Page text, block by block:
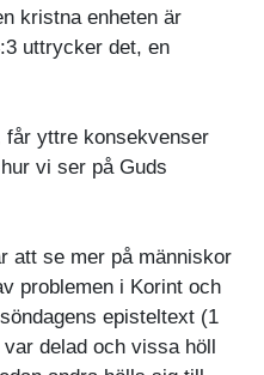
kristna enheten är
uttrycker det, en
får yttre konsekvenser
vi ser på Guds
att se mer på människor
problemen i Korint och
episteltext (1
delad och vissa höll